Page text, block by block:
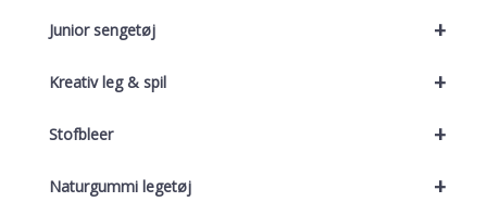
+
Junior sengetøj
+
Kreativ leg & spil
+
Stofbleer
+
Naturgummi legetøj